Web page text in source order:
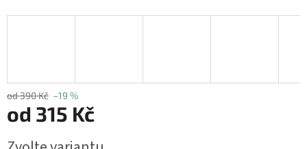
od 390 Kč –19 %
od 315 Kč